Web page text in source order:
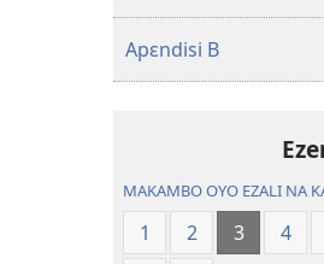
Apɛndisi B
MAKAMBO OYO EZALI NA
1 2 3 4